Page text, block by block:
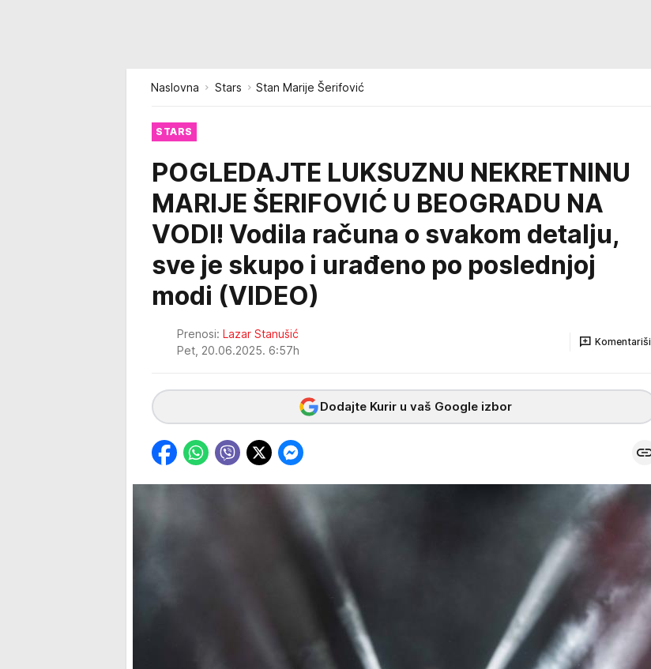
Naslovna Stars Stan Marije Šerifović
STARS
POGLEDAJTE LUKSUZNU NEKRETNINU
MARIJE ŠERIFOVIĆ U BEOGRADU NA
VODI! Vodila računa o svakom detalju,
sve je skupo i urađeno po poslednjoj
modi (VIDEO)
Prenosi: Lazar Stanušić
Pet, 20.06.2025. 6:57h
Komentariši
Dodajte Kurir u vaš Google izbor